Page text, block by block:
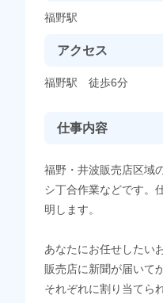
福野駅
アクセス
福野駅 徒歩6分
仕事内容
福野・井波販売店区域
シ丁合作業などです。
明します。
あなたにお任せしたい
販売店に新聞が届いて
それぞれに割り当てら